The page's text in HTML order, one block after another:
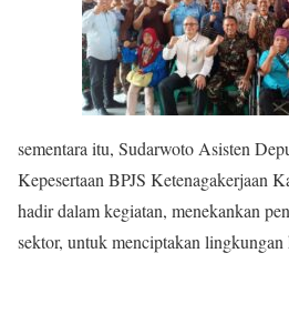
sementara itu, Sudarwoto Asisten
Kepesertaan BPJS Ketenagakerjaan
hadir dalam kegiatan, menekankan
sektor, untuk menciptakan